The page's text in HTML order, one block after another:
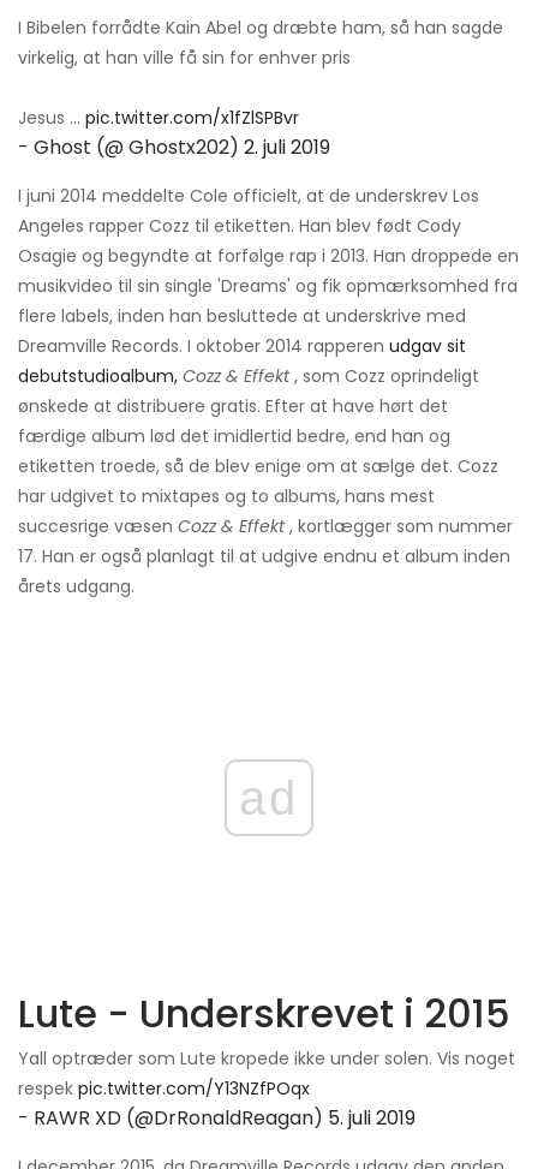
I Bibelen forrådte Kain Abel og dræbte ham, så han sagde
virkelig, at han ville få sin for enhver pris
Jesus ... pic.twitter.com/x1fZlSPBvr
- Ghost (@ Ghostx202) 2. juli 2019
I juni 2014 meddelte Cole officielt, at de underskrev Los
Angeles rapper Cozz til etiketten. Han blev født Cody
Osagie og begyndte at forfølge rap i 2013. Han droppede en
musikvideo til sin single 'Dreams' og fik opmærksomhed fra
flere labels, inden han besluttede at underskrive med
Dreamville Records. I oktober 2014 rapperen udgav sit
debutstudioalbum, Cozz & Effekt, som Cozz oprindeligt
ønskede at distribuere gratis. Efter at have hørt det
færdige album lød det imidlertid bedre, end han og
etiketten troede, så de blev enige om at sælge det. Cozz
har udgivet to mixtapes og to albums, hans mest
succesrige væsen Cozz & Effekt, kortlægger som nummer
17. Han er også planlagt til at udgive endnu et album inden
årets udgang.
ad
Lute - Underskrevet i 2015
Yall optræder som Lute kropede ikke under solen. Vis noget
respek pic.twitter.com/Y13NZfPOqx
- RAWR XD (@DrRonaldReagan) 5. juli 2019